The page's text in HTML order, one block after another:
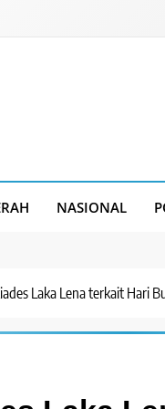
NASIONAL
Laka Lena terkait Hari